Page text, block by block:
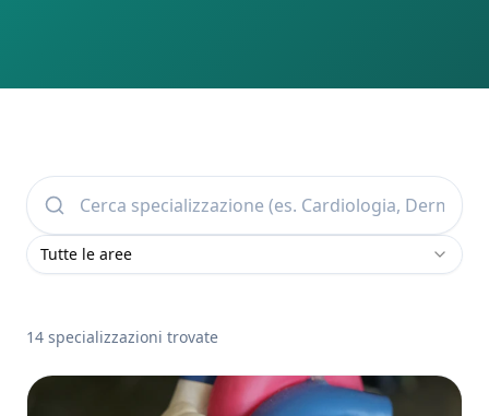
Tutte le aree
14 specializzazioni trovate